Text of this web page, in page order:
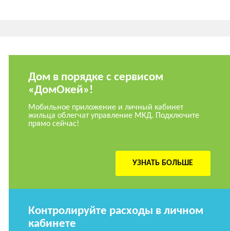
Дом в порядке с сервисом
«ДомОкей»!
Мобильное приложение и личный кабинет
жильца облегчат управление МКД. Подключите
прямо сейчас!
УЗНАТЬ БОЛЬШЕ
Контролируйте расходы в личном
кабинете